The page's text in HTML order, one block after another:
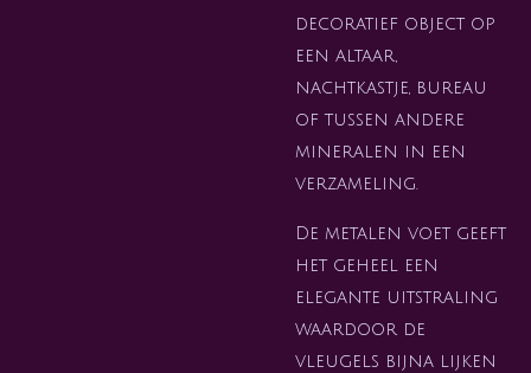
decoratief object op
een altaar,
nachtkastje, bureau
of tussen andere
mineralen in een
verzameling.
De metalen voet geeft
het geheel een
elegante uitstraling
waardoor de
vleugels bijna lijken